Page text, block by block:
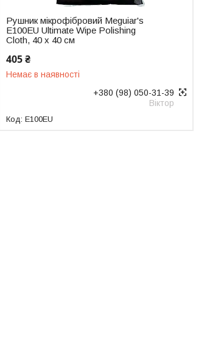
Рушник мікрофібровий Meguiar's
E100EU Ultimate Wipe Polishing
Cloth, 40 х 40 см
405 ₴
Немає в наявності
+380 (98) 050-31-39
Віктор
E100EU